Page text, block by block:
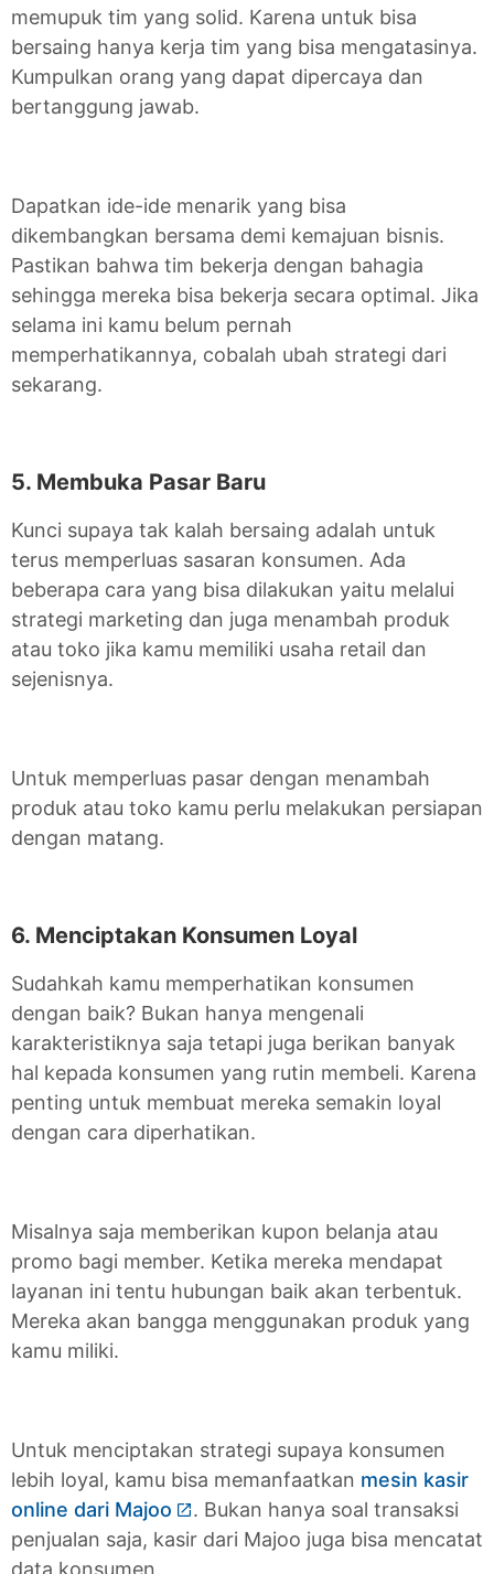
memupuk tim yang solid. Karena untuk bisa
bersaing hanya kerja tim yang bisa mengatasinya.
Kumpulkan orang yang dapat dipercaya dan
bertanggung jawab.
Dapatkan ide-ide menarik yang bisa
dikembangkan bersama demi kemajuan bisnis.
Pastikan bahwa tim bekerja dengan bahagia
sehingga mereka bisa bekerja secara optimal. Jika
selama ini kamu belum pernah
memperhatikannya, cobalah ubah strategi dari
sekarang.
5. Membuka Pasar Baru
Kunci supaya tak kalah bersaing adalah untuk
terus memperluas sasaran konsumen. Ada
beberapa cara yang bisa dilakukan yaitu melalui
strategi marketing dan juga menambah produk
atau toko jika kamu memiliki usaha retail dan
sejenisnya.
Untuk memperluas pasar dengan menambah
produk atau toko kamu perlu melakukan persiapan
dengan matang.
6. Menciptakan Konsumen Loyal
Sudahkah kamu memperhatikan konsumen
dengan baik? Bukan hanya mengenali
karakteristiknya saja tetapi juga berikan banyak
hal kepada konsumen yang rutin membeli. Karena
penting untuk membuat mereka semakin loyal
dengan cara diperhatikan.
Misalnya saja memberikan kupon belanja atau
promo bagi member. Ketika mereka mendapat
layanan ini tentu hubungan baik akan terbentuk.
Mereka akan bangga menggunakan produk yang
kamu miliki.
Untuk menciptakan strategi supaya konsumen
lebih loyal, kamu bisa memanfaatkan mesin kasir
online dari Majoo
. Bukan hanya soal transaksi
penjualan saja, kasir dari Majoo juga bisa mencatat
data konsumen.